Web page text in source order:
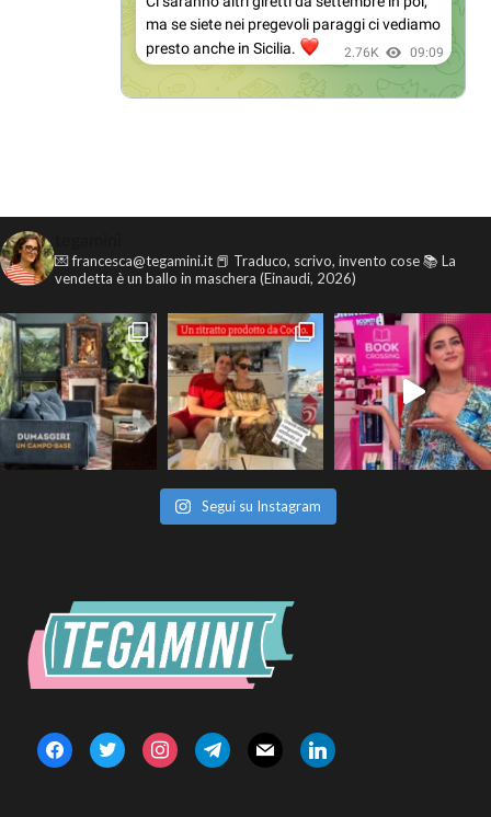
💌 francesca@tegamini.it 📕 Traduco, scrivo, invento cose📚 La
vendetta è un ballo in maschera (Einaudi, 2026)
Segui su Instagram
facebooktwitter instagramtelegrammail linkedin